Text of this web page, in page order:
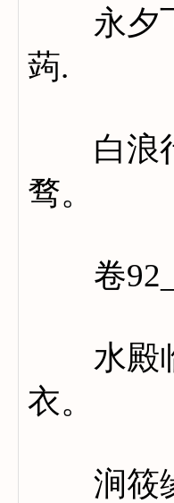
永夕飞
蒟.
白浪行
骛。
卷92_2
水殿临
衣。
涧筱缘